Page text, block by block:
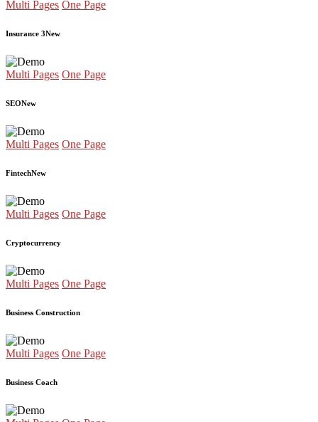
Multi Pages One Page
Insurance 3New
Multi Pages One Page
SEONew
Multi Pages One Page
FintechNew
Multi Pages One Page
Cryptocurrency
Multi Pages One Page
Business Construction
Multi Pages One Page
Business Coach